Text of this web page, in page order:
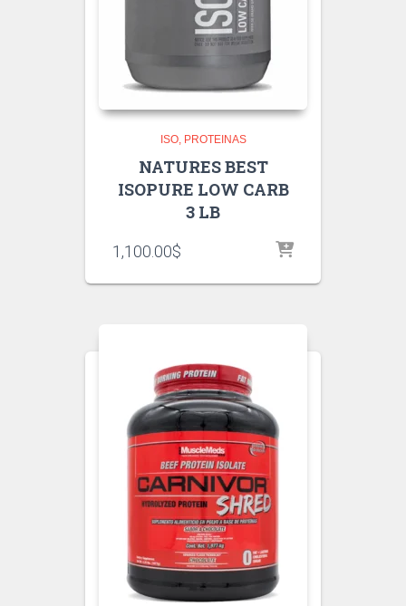
ISO PROTEINAS
NATURES BEST
ISOPURE LOW CARB
3 LB
1,100.00$